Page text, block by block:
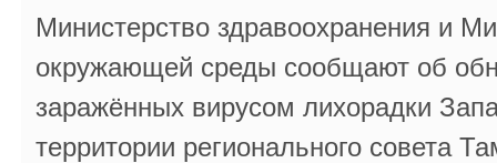
Министерство здравоохранения и
окружающей среды сообщают об
заражённых вирусом лихорадки
территории регионального совета